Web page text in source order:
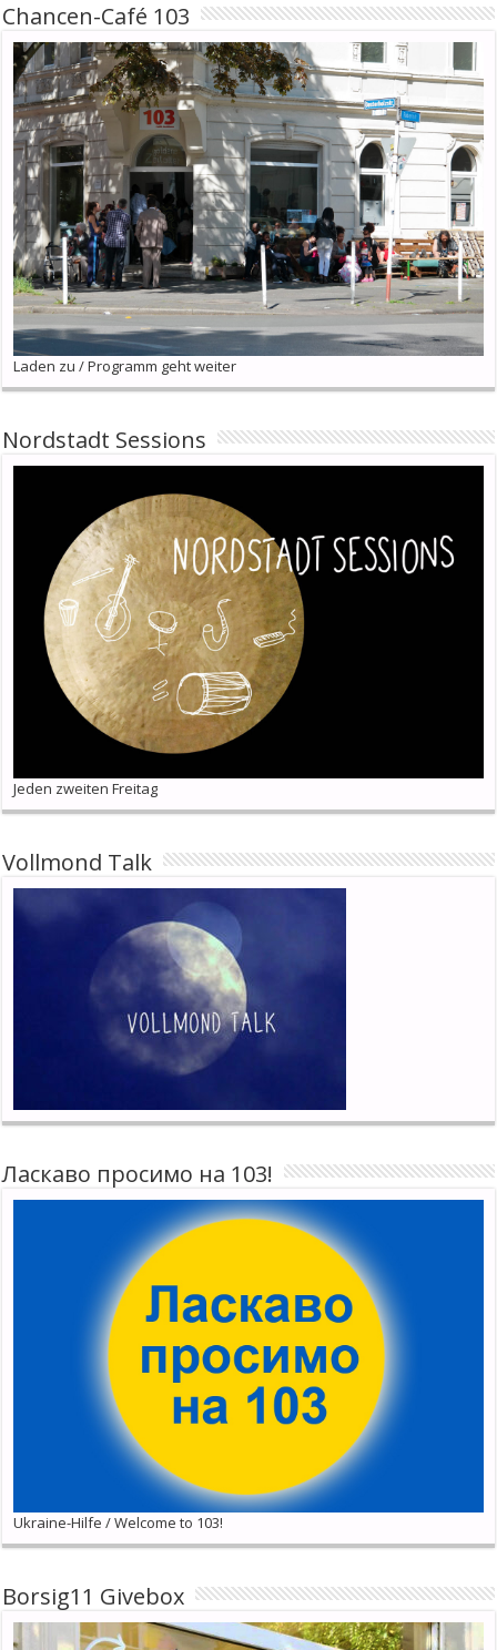
Chancen-Café 103
Laden zu / Programm geht weiter
Nordstadt Sessions
Jeden zweiten Freitag
Vollmond Talk
Ласкаво просимо на 103!
Ukraine-Hilfe / Welcome to 103!
Borsig11 Givebox